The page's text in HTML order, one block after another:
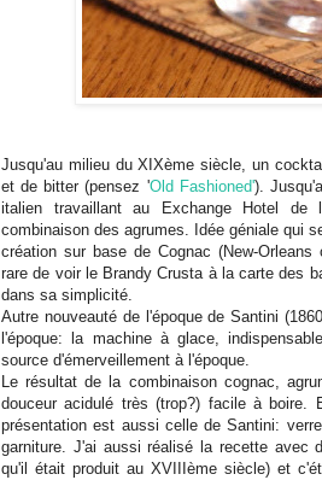
Jusqu'au milieu du XIXème siècle, un
et de bitter (pensez 'Old Fashioned').
italien travaillant au Exchange Hotel de
combinaison des agrumes. Idée géniale qui
création sur base de Cognac (New-
rare de voir le Brandy Crusta à la carte des
dans sa simplicité.
Autre nouveauté de l'époque de Santini
l'époque: la machine à glace,
source d'émerveillement à l'époque.
Le résultat de la combinaison cognac,
douceur acidulé très (trop?) facile à
présentation est aussi celle de Santini:
garniture. J'ai aussi réalisé la recette avec
qu'il était produit au XVIIIème siècle) et